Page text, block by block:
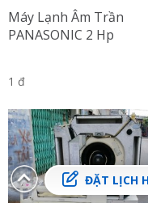
Máy Lạnh Âm Trần
PANASONIC 2 Hp
1 đ
ĐẶT LỊCH